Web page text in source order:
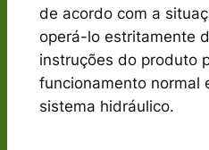
de acordo com a
operá-lo estritamente
instruções do produto
funcionamento normal
sistema hidráulico.